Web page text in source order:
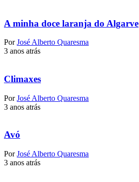
A minha doce laranja do Algarve
Por José Alberto Quaresma
3 anos atrás
Climaxes
Por José Alberto Quaresma
3 anos atrás
Avó
Por José Alberto Quaresma
3 anos atrás